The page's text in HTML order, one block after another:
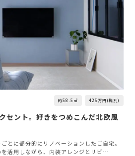
約58.5㎡ 425万円(税別)
セント。好きをつめこんだ北欧風
とに部分的にリノベーションしたご自宅。
活用しながら、内装アレンジとリビ…